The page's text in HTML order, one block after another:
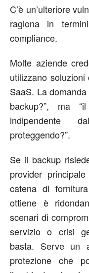
C’è un’ulteriore
ragiona in
compliance.
Molte aziende
utilizzano
SaaS. La
backup?”, ma
indipendente
proteggendo?”.
Se il backup
provider
catena di
ottiene è
scenari di
servizio o crisi
basta. Serve un
protezione che